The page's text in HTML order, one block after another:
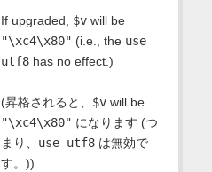
If upgraded, $vwill be
"\xc4\x80" (i.e., the use
utf8has no effect.)
(昇格されると、 $vwill be
"\xc4\x80" になります (つ
まり、 use utf8は無効で
す。))